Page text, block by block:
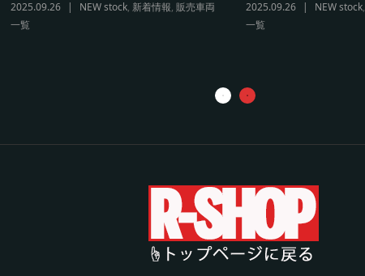
2025.09.26 NEW stock, 新着情報, 販売車両
一覧
2025.09.26 NEW stock,
一覧